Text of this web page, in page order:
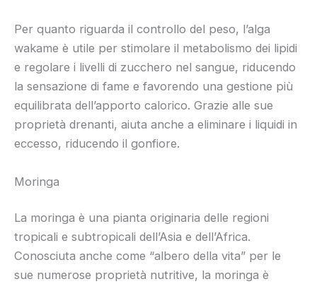
Per quanto riguarda il controllo del peso, l’alga
wakame è utile per stimolare il metabolismo dei lipidi
e regolare i livelli di zucchero nel sangue, riducendo
la sensazione di fame e favorendo una gestione più
equilibrata dell’apporto calorico. Grazie alle sue
proprietà drenanti, aiuta anche a eliminare i liquidi in
eccesso, riducendo il gonfiore.
Moringa
La moringa è una pianta originaria delle regioni
tropicali e subtropicali dell’Asia e dell’Africa.
Conosciuta anche come “albero della vita” per le
sue numerose proprietà nutritive, la moringa è